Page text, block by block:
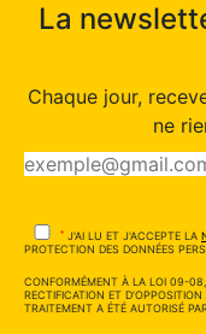
La
Chaque jour,
ne
* J'AI LU ET J'ACCEPTE LA
PROTECTION DES DONNÉES
CONFORMÉMENT À LA LOI 09-
RECTIFICATION ET
TRAITEMENT A ÉTÉ AUTORISÉ